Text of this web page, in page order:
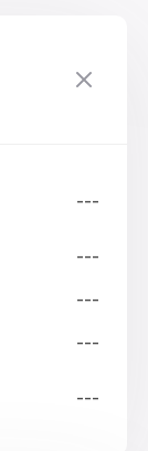
---
---
---
---
---